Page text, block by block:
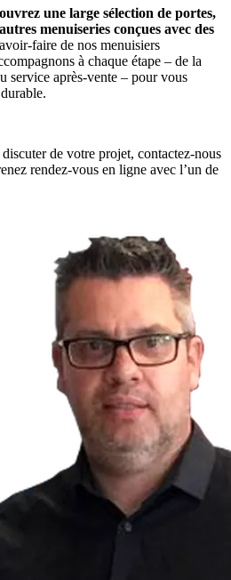
une large sélection de portes,
menuiseries conçues avec des
faire de nos menuisiers
à chaque étape – de la
service après-vente – pour vous
de votre projet, contactez-nous
rendez-vous en ligne avec l’un de